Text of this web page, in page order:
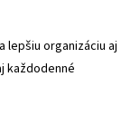
lepšiu organizáciu aj
každodenné